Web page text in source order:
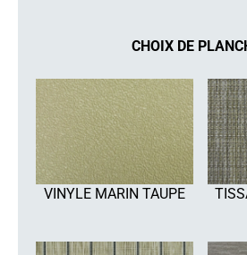
CHOIX DE
VINYLE MARIN TAUPE